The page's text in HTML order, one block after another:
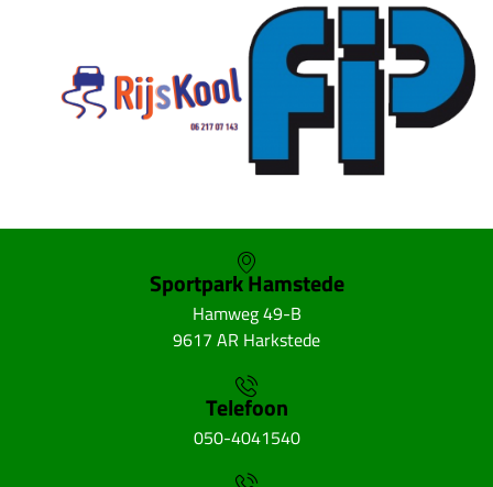
Sportpark Hamstede
Hamweg 49-B
9617 AR Harkstede
Telefoon
050-4041540